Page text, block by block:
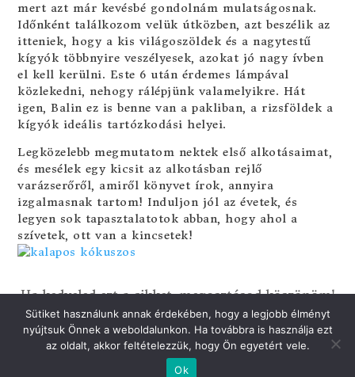
mert azt már kevésbé gondolnám mulatságosnak.
Időnként találkozom velük útközben, azt beszélik az
itteniek, hogy a kis világoszöldek és a nagytestű
kígyók többnyire veszélyesek, azokat jó nagy ívben
el kell kerülni. Este 6 után érdemes lámpával
közlekedni, nehogy rálépjünk valamelyikre. Hát
igen, Balin ez is benne van a pakliban, a rizsföldek a
kígyók ideális tartózkodási helyei.
Legközelebb megmutatom nektek első alkotásaimat,
és mesélek egy kicsit az alkotásban rejlő
varázserőről, amiről könyvet írok, annyira
izgalmasnak tartom! Induljon jól az évetek, és
legyen sok tapasztalatotok abban, hogy ahol a
szívetek, ott van a kincsetek!
Ha kedveled ezt a cikket, megosztásod köszönöm!
Sütiket használunk annak érdekében, hogy a legjobb élményt
nyújtsuk Önnek a weboldalunkon. Ha továbbra is használja ezt
az oldalt, akkor feltételezzük, hogy Ön egyetért vele.
Ok